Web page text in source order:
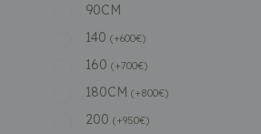
90CM
140 (+600€)
160 (+700€)
180CM (+800€)
200 (+950€)